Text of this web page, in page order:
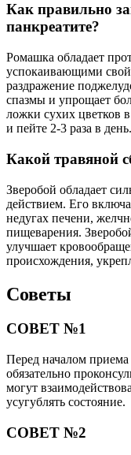
Как правильно
панкреатите?
Ромашка обладает
успокаивающими
раздражение
спазмы и упрощает
ложки сухих цветков
и пейте 2-3 раза в день.
Какой травяной
Зверобой обладает
действием. Его
недугах печени,
пищеварения.
улучшает
происхождения,
Советы
СОВЕТ №1
Перед началом
обязательно
могут
усугублять состояние.
СОВЕТ №2